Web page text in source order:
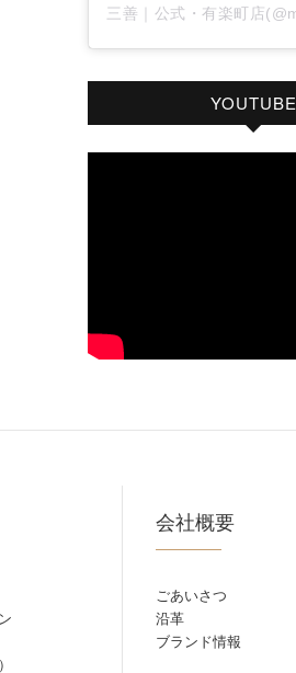
YOUTUBE
会社概要
ごあいさつ
沿革
ブランド情報